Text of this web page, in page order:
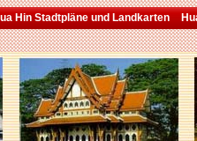
Hin Stadtpläne und Landkarten